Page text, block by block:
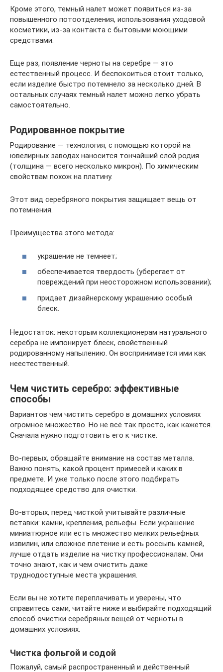
Кроме этого, темный налет может появиться из-за
повышенного потоотделения, использования уходовой
косметики, из-за контакта с бытовыми моющими
средствами.
Еще раз, появление черноты на серебре — это
естественный процесс. И беспокоиться стоит только,
если изделие быстро потемнело за несколько дней. В
остальных случаях темный налет можно легко убрать
самостоятельно.
Родированное покрытие
Родирование — технология, с помощью которой на
ювелирных заводах наносится тончайший слой родия
(толщина — всего несколько микрон). По химическим
свойствам похож на платину.
Этот вид серебряного покрытия защищает вещь от
потемнения.
Преимущества этого метода:
украшение не темнеет;
обеспечивается твердость (уберегает от
повреждений при неосторожном использовании);
придает дизайнерскому украшению особый
блеск.
Недостаток: некоторым коллекционерам натурального
серебра не импонирует блеск, свойственный
родированному напылению. Он воспринимается ими как
неестественный.
Чем чистить серебро: эффективные
способы
Вариантов чем чистить серебро в домашних условиях
огромное множество. Но не всё так просто, как кажется.
Сначала нужно подготовить его к чистке.
Во-первых, обращайте внимание на состав металла.
Важно понять, какой процент примесей и каких в
предмете. И уже только после этого подбирать
подходящее средство для очистки.
Во-вторых, перед чисткой учитывайте различные
вставки: камни, крепления, рельефы. Если украшение
миниатюрное или есть множество мелких рельефных
извилин, или сложное плетение и есть россыпь камней,
лучше отдать изделие на чистку профессионалам. Они
точно знают, как и чем очистить даже
труднодоступные места украшения.
Если вы не хотите переплачивать и уверены, что
справитесь сами, читайте ниже и выбирайте подходящий
способ очистки серебряных вещей от черноты в
домашних условиях.
Чистка фольгой и содой
Пожалуй, самый распространенный и действенный